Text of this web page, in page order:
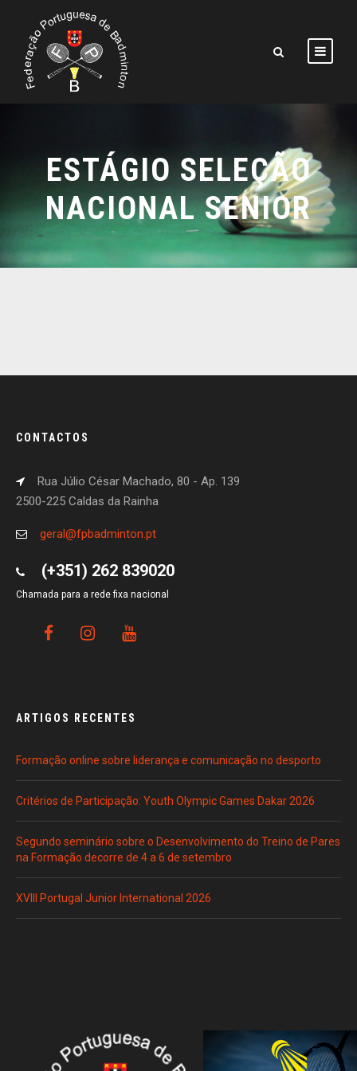
ESTÁGIO SELEÇÃO
NACIONAL SENIOR
CONTACTOS
Rua Júlio César Machado, 80 - Ap. 139
2500-225 Caldas da Rainha
geral@fpbadminton.pt
(+351) 262 839020
Chamada para a rede fixa nacional
ARTIGOS RECENTES
Formação online sobre liderança e comunicação no desporto
Critérios de Participação: Youth Olympic Games Dakar 2026
Segundo seminário sobre o Desenvolvimento do Treino de Pares
na Formação decorre de 4 a 6 de setembro
XVIII Portugal Junior International 2026